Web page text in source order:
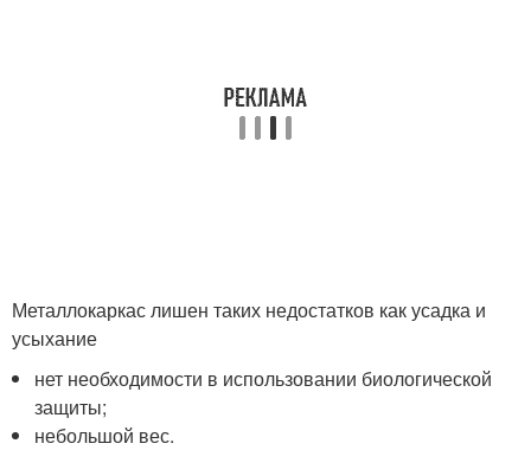
Металлокаркас лишен таких недостатков как усадка и
усыхание
нет необходимости в использовании биологической
защиты;
небольшой вес.